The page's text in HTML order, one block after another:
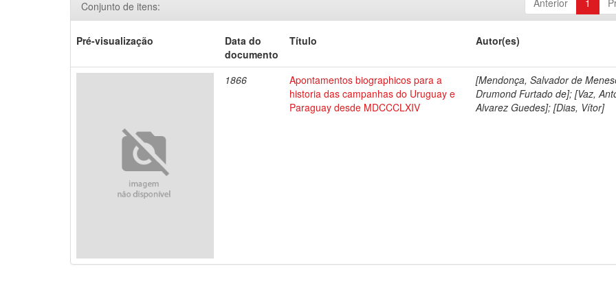
Anterior 1
Conjunto de itens:
Pré-visualização
Data do
documento
Título Autor(es)
1866
Apontamentos biographicos para a
historia das campanhas do Uruguay e
Paraguay desde MDCCCLXIV
[Mendonça, Salvador de
Drumond Furtado de]; [Vaz,
Alvarez Guedes]; [Dias, Vítor]